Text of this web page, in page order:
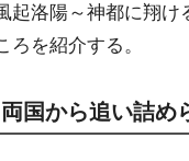
起洛陽～神都に翔
ろを紹介する。
国から追い詰め